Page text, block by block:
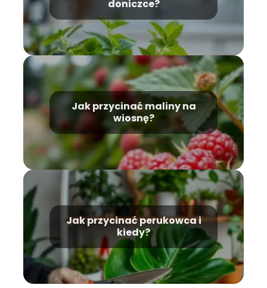
doniczce?
Jak przycinać maliny na
wiosnę?
Jak przycinać perukowca i
kiedy?